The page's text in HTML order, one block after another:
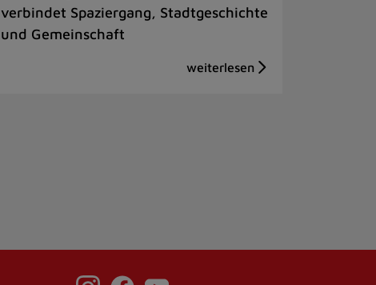
verbindet Spaziergang, Stadtgeschichte
und Gemeinschaft